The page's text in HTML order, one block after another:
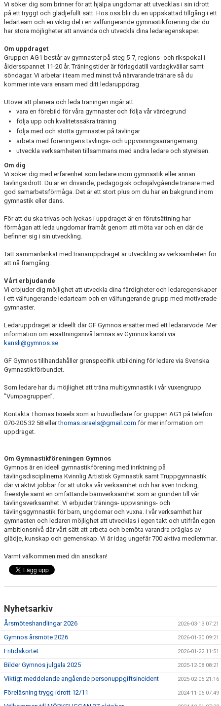
Vi söker dig som brinner för att hjälpa ungdomar att utvecklas i sin idrott
på ett tryggt och glädjefullt sätt. Hos oss blir du en uppskattad tillgång i ett
ledarteam och en viktig del i en välfungerande gymnastikförening där du
har stora möjligheter att använda och utveckla dina ledaregenskaper.
Om uppdraget
Gruppen AG1 består av gymnaster på steg 5-7, regions- och rikspokal i
åldersspannet 11-20 år. Träningstider är förlagdatill vardagkvällar samt
söndagar. Vi arbetar i team med minst två närvarande tränare så du
kommer inte vara ensam med ditt ledaruppdrag.
Utöver att planera och leda träningen ingår att:
vara en förebild för våra gymnaster och följa vår värdegrund
följa upp och kvalitetssäkra träning
följa med och stötta gymnaster på tävlingar
arbeta med föreningens tävlings- och uppvisningsarrangemang
utveckla verksamheten tillsammans med andra ledare och styrelsen.
Om dig
Vi söker dig med erfarenhet som ledare inom gymnastik eller annan
tävlingsidrott. Du är en drivande, pedagogisk ochsjälvgående tränare med
god samarbetsförmåga. Det är ett stort plus om du har en bakgrund inom
gymnastik eller dans.
För att du ska trivas och lyckas i uppdraget är en förutsättning har
förmågan att leda ungdomar framåt genom att möta var och en där de
befinner sig i sin utveckling.
Tätt sammanlänkat med tränaruppdraget är utveckling av verksamheten för
att nå framgång.
Vårt erbjudande
Vi erbjuder dig möjlighet att utveckla dina färdigheter och ledaregenskaper
i ett välfungerande ledarteam och en välfungerande grupp med motiverade
gymnaster.
Ledaruppdraget är ideellt där GF Gymnos ersätter med ett ledararvode. Mer
information om ersättningsnivå lämnas av Gymnos kansli via
kansli@gymnos.se
GF Gymnos tillhandahåller grenspecifik utbildning för ledare via Svenska
Gymnastikförbundet.
Som ledare har du möjlighet att träna multigymnastik i vår vuxengrupp
”Vumpagruppen”.
Kontakta Thomas Israels som är huvudledare för gruppen AG1 på telefon
070-205 32 58 ellerthomas.israels@gmail.com för mer information om
uppdraget.
Om Gymnastikföreningen Gymnos
Gymnos är en ideell gymnastikförening med inriktning på
tävlingsdisciplinerna Kvinnlig Artistisk Gymnastik samt Truppgymnastik
där vi aktivt jobbar för att utöka vår verksamhet och har även tricking,
freestyle samt en omfattande barnverksamhet som är grunden till vår
tävlingsverksamhet. Vi erbjuder tränings- uppvisnings- och
tävlingsgymnastik för barn, ungdomar och vuxna. I vår verksamhet har
gymnasten och ledaren möjlighet att utvecklas i egen takt och utifrån egen
ambitionsnivå där vårt sätt att arbeta och bemöta varandra präglas av
glädje, kunskap och gemenskap. Vi är idag ungefär 700 aktiva medlemmar.
Varmt välkommen med din ansökan!
Nyhetsarkiv
Årsmöteshandlingar 2026 2026-03-13 07:21
Gymnos årsmöte 2026 2026-01-30 09:21
Fritidskortet 2026-01-22 11:51
Bilder Gymnos julgala 2025 2025-12-08 08:21
Viktigt meddelande angående personuppgiftsincident 2025-02-05 21:16
Föreläsning trygg idrott 12/11 2024-11-06 07:49